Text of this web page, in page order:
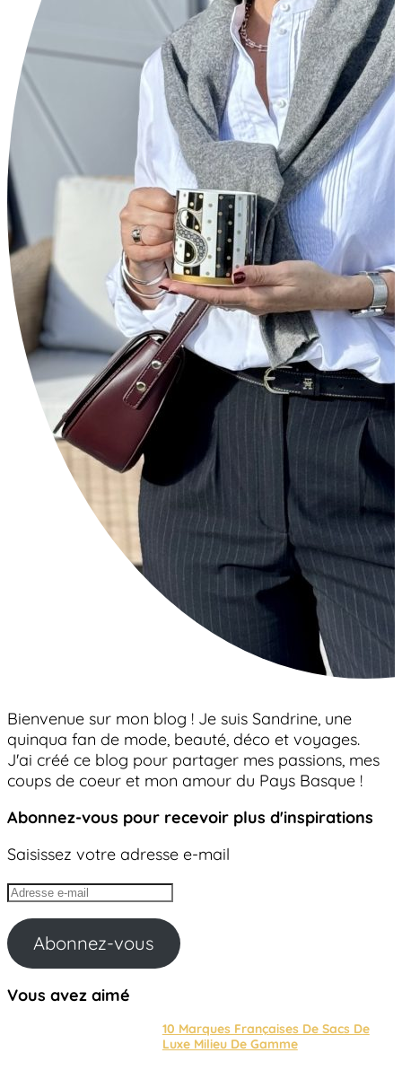
Bienvenue sur mon blog ! Je suis Sandrine, une
quinqua fan de mode, beauté, déco et voyages.
J'ai créé ce blog pour partager mes passions, mes
coups de coeur et mon amour du Pays Basque !
Abonnez-vous pour recevoir plus d'inspirations
Saisissez votre adresse e-mail
Adresse
mail
Abonnez-vous
Vous avez aimé
10 Marques Françaises De Sacs De
Luxe Milieu De Gamme